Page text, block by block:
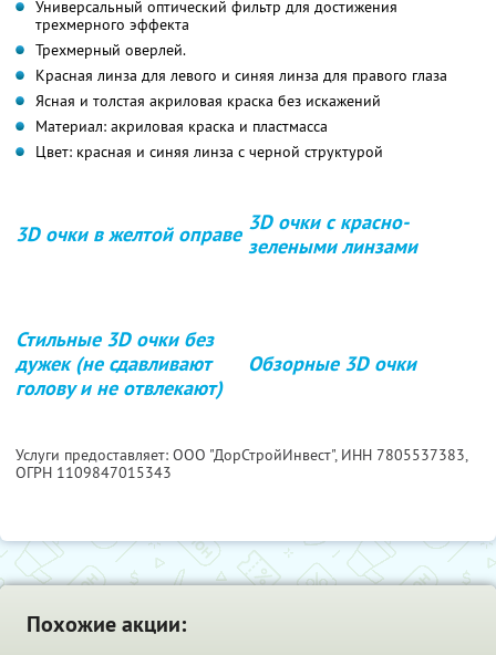
Универсальный оптический фильтр для достижения
трехмерного эффекта
Трехмерный оверлей.
Красная линза для левого и синяя линза для правого глаза
Ясная и толстая акриловая краска без искажений
Материал: акриловая краска и пластмасса
Цвет: красная и синяя линза с черной структурой
3D очки в желтой оправе 3D очки с красно-
зелеными линзами
Стильные 3D очки без
дужек (не сдавливают
голову и не отвлекают)
Обзорные 3D очки
Услуги предоставляет: ООО "ДорСтройИнвест", ИНН 7805537383,
ОГРН 1109847015343
Похожие акции: